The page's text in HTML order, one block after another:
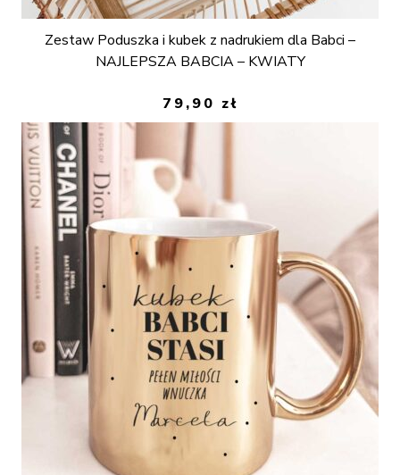
Zestaw Poduszka i kubek z nadrukiem dla Babci –
NAJLEPSZA BABCIA – KWIATY
79,90 zł